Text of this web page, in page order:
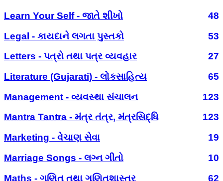
Learn Your Self - જાતે શીખો
48
Legal - કાયદાને લગતા પુસ્તકો
53
Letters - પત્રો તથા પત્ર વ્યવહાર
27
Literature (Gujarati) - લોકસાહિત્ય
65
Management - વ્યવસ્થા સંચાલન
123
Mantra Tantra - મંત્ર તંત્ર, મંત્રસિદ્ધિ
123
Marketing - વેચાણ સેવા
19
Marriage Songs - લગ્ન ગીતો
10
Maths - ગણિત તથા ગણિતશાસ્ત્ર
62